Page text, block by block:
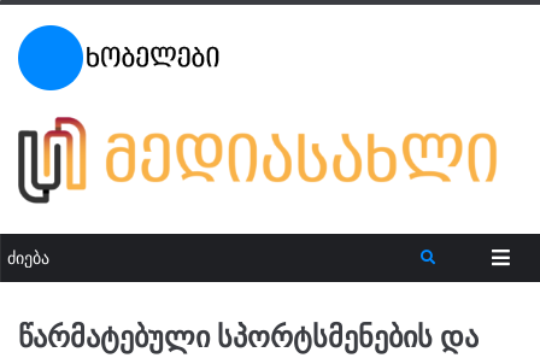
წარმატებული სპორტსმენების და